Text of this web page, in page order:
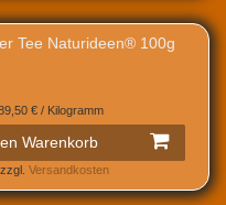
Tee Naturideen® 100g
€ / Kilogramm
Warenkorb
zzgl. Versandkosten